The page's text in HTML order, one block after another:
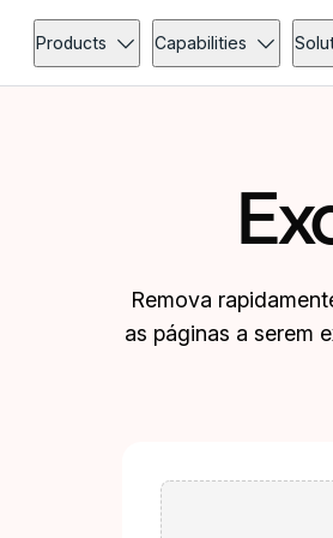
Products Capabilities
Remova
as páginas a serem